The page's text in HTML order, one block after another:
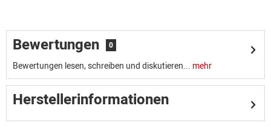
Bewertungen 0
Bewertungen lesen, schreiben und diskutieren... mehr
Herstellerinformationen